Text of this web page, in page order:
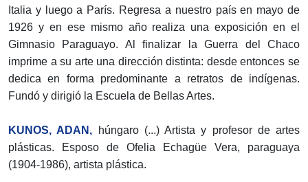
Italia y luego a París. Regresa a nuestro país en mayo de
1926 y en ese mismo año realiza una exposición en el
Gimnasio Paraguayo. Al finalizar la Guerra del Chaco
imprime a su arte una dirección distinta: desde entonces se
dedica en forma predominante a retratos de indígenas.
Fundó y dirigió la Escuela de Bellas Artes.
KUNOS, ADAN, húngaro (...) Artista y profesor de artes
plásticas. Esposo de Ofelia Echagüe Vera, paraguaya
(1904-1986), artista plástica.